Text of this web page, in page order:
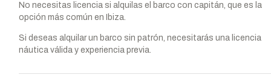
No necesitas licencia si alquilas el barco con capitán, que es la
opción más común en Ibiza.
Si deseas alquilar un barco sin patrón, necesitarás una licencia
náutica válida y experiencia previa.